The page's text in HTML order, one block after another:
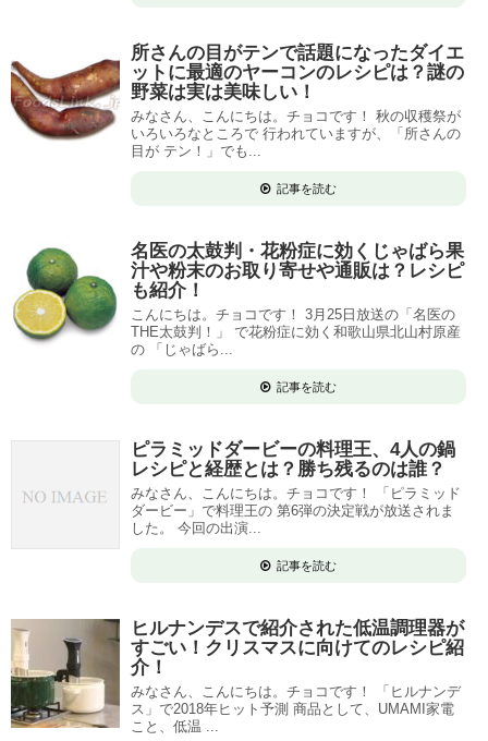
所さんの目がテンで話題になったダイエ
ットに最適のヤーコンのレシピは？謎の
野菜は実は美味しい！
みなさん、こんにちは。チョコです！ 秋の収穫祭が
いろいろなところで 行われていますが、「所さんの
目が テン！」でも...
記事を読む
名医の太鼓判・花粉症に効くじゃばら果
汁や粉末のお取り寄せや通販は？レシピ
も紹介！
こんにちは。チョコです！ 3月25日放送の「名医の
THE太鼓判！」 で花粉症に効く和歌山県北山村原産
の 「じゃばら...
記事を読む
ピラミッドダービーの料理王、4人の鍋
レシピと経歴とは？勝ち残るのは誰？
みなさん、こんにちは。チョコです！ 「ピラミッド
ダービー」で料理王の 第6弾の決定戦が放送されま
した。 今回の出演...
記事を読む
ヒルナンデスで紹介された低温調理器が
すごい！クリスマスに向けてのレシピ紹
介！
みなさん、こんにちは。チョコです！ 「ヒルナンデ
ス」で2018年ヒット予測 商品として、UMAMI家電
こと、低温 ...